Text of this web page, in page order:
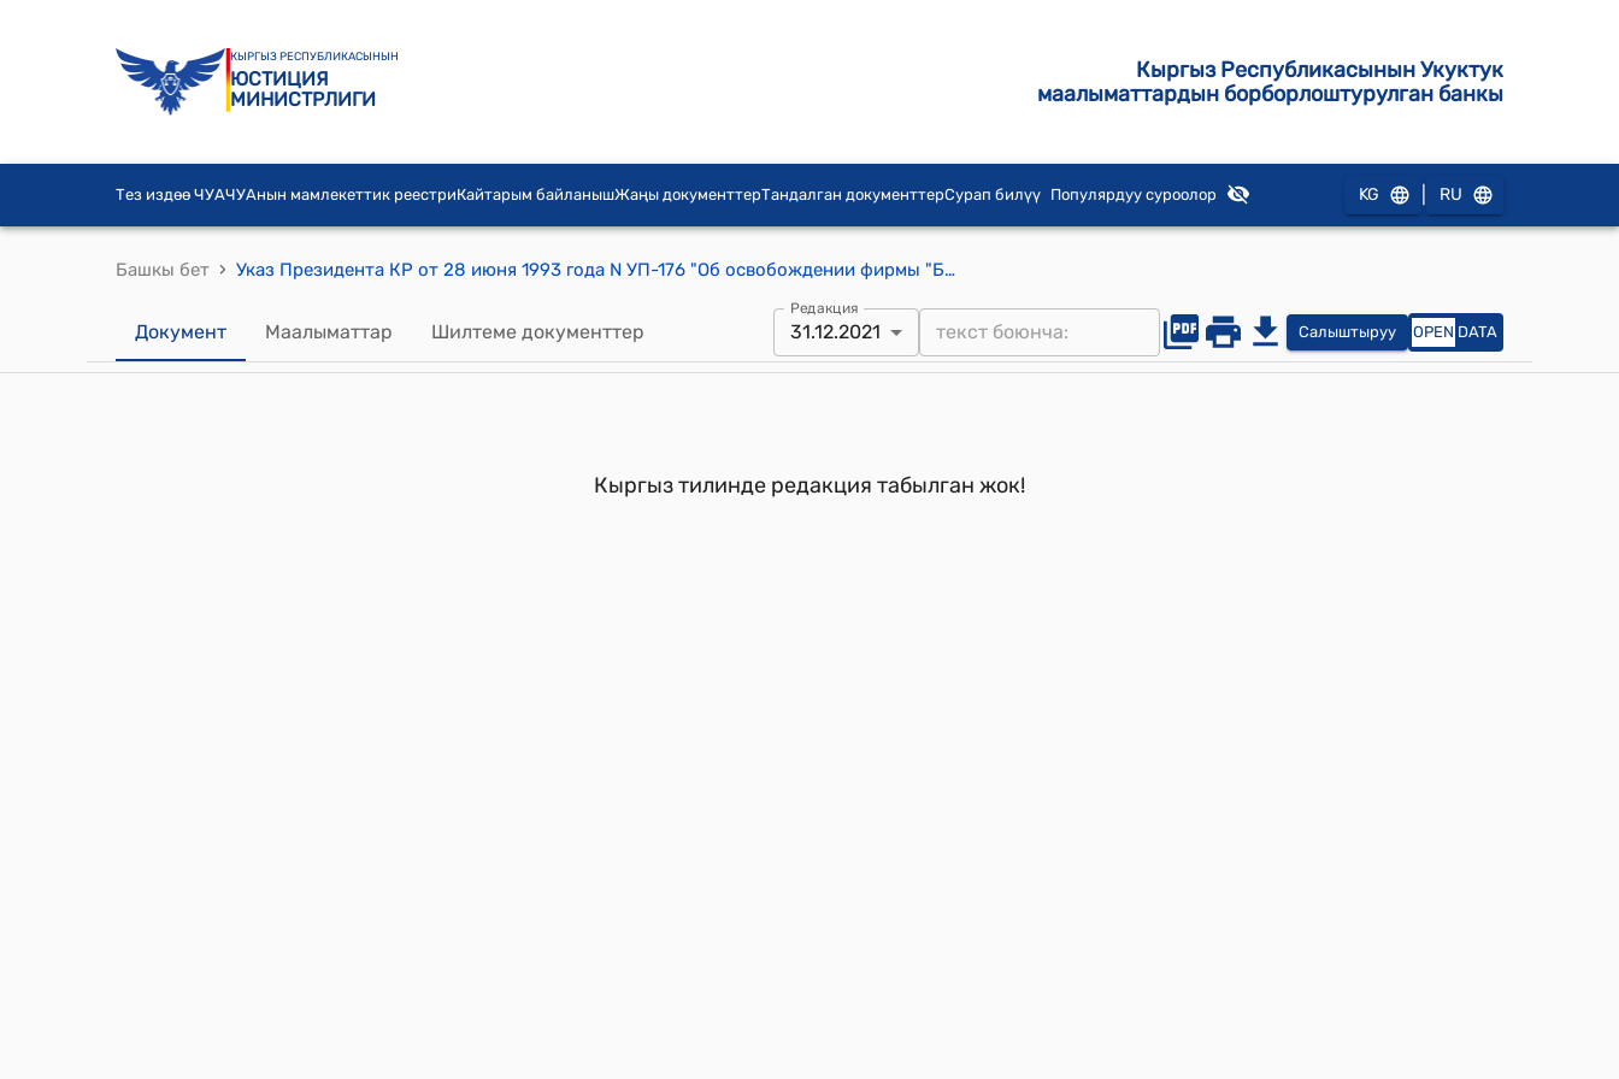
КЫРГЫЗ РЕСПУБЛИКАСЫНЫН
ЮСТИЦИЯ
МИНИСТРЛИГИ
Кыргыз Республикасынын Укуктук
маалыматтардын борборлоштурулган банкы
Тез издөө ЧУАЧУАнын мамлекеттик реестриКайтарым байланышЖаңы документтерТандалган документтерСурап билүү Популярдуу суроолор KG RU
Башкы бет › Указ Президента КР от 28 июня 1993 года N УП-176 "Об освобождении фирмы "Береке" от уплаты налога на прибыль"
Документ Маалыматтар Шилтеме документтер
Редакция
31.12.2021 Салыштыруу OPEN DATA
Кыргыз тилинде редакция табылган жок!